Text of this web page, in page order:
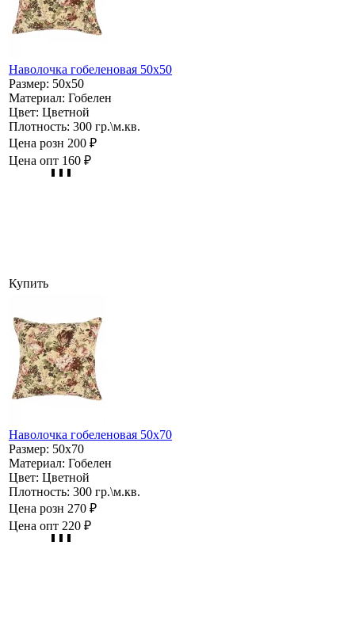
Наволочка гобеленовая 50х50
Размер: 50х50
Материал: Гобелен
Цвет: Цветной
Плотность: 300 гр.\м.кв.
Цена розн 200 ₽
Цена опт 160 ₽
Купить
Наволочка гобеленовая 50х70
Размер: 50х70
Материал: Гобелен
Цвет: Цветной
Плотность: 300 гр.\м.кв.
Цена розн 270 ₽
Цена опт 220 ₽